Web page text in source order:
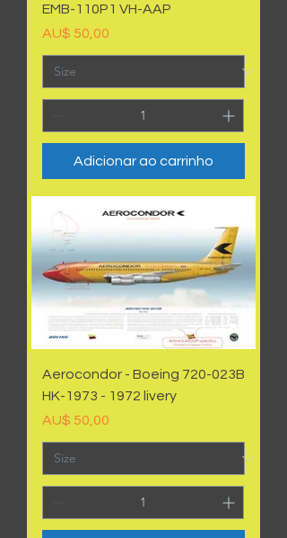
EMB-110P1 VH-AAP
Preço
AU$ 50,00
Adicionar ao carrinho
Aerocondor - Boeing 720-023B
HK-1973 - 1972 livery
Preço
AU$ 50,00